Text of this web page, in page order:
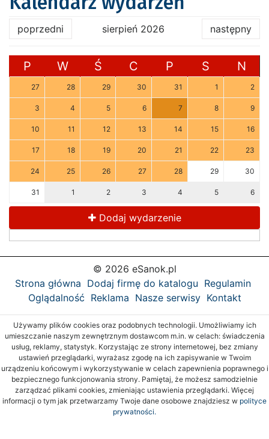
poprzedni sierpień 2026 następny
P W Ś C P S N
27 28 29 30 31 1 2
3 4 5 6 7 8 9
10 11 12 13 14 15 16
17 18 19 20 21 22 23
24 25 26 27 28 29 30
31 1 2 3 4 5 6
Dodaj wydarzenie
© 2026 eSanok.pl
Strona główna Dodaj firmę do katalogu Regulamin
Oglądalność Reklama Nasze serwisy Kontakt
Używamy plików cookies oraz podobnych technologii. Umożliwiamy ich
umieszczanie naszym zewnętrznym dostawcom m.in. w celach: świadczenia
usług, reklamy, statystyk. Korzystając ze strony internetowej, bez zmiany
ustawień przeglądarki, wyrażasz zgodę na ich zapisywanie w Twoim
urządzeniu końcowym i wykorzystywanie w celach zapewnienia poprawnego i
bezpiecznego funkcjonowania strony. Pamiętaj, że możesz samodzielnie
zarządzać plikami cookies, zmieniając ustawienia przeglądarki. Więcej
informacji o tym jak przetwarzamy Twoje dane osobowe znajdziesz w polityce
prywatności.